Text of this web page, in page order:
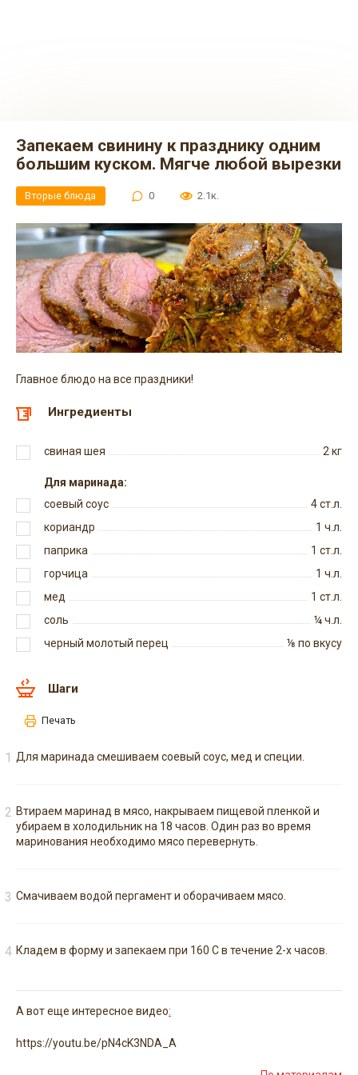
Запекаем свинину к празднику одним
большим куском. Мягче любой вырезки
Вторые блюда 0 2.1к.
Главное блюдо на все праздники!
Ингредиенты
свиная шея 2кг
Для маринада:
соевый соус
4ст.л.
кориандр
1 ч.л.
паприка
1 ст.л.
горчица
1 ч.л.
мед
1 ст.л.
соль
¼ч.л.
черный молотый перец
⅛ по вкусу
Шаги
Печать
Для маринада смешиваем соевый соус, мед и специи.
Втираем маринад в мясо, накрываем пищевой пленкой и
убираем в холодильник на 18 часов. Один раз во время
маринования необходимо мясо перевернуть.
Смачиваем водой пергамент и оборачиваем мясо.
Кладем в форму и запекаем при 160 С в течение 2-х часов.
А вот еще интересное видео:
https://youtu.be/pN4cK3NDA_A